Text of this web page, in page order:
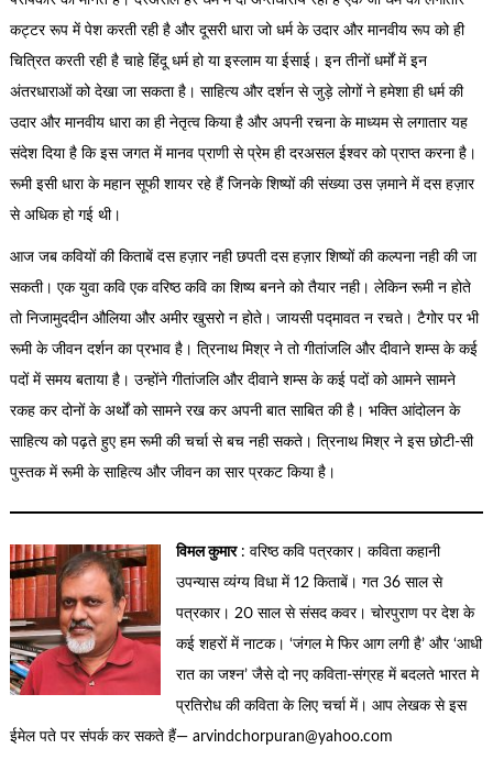
कट्टर रूप में पेश करती रही है और दूसरी धारा जो धर्म के उदार और मानवीय रूप को ही
चित्रित करती रही है चाहे हिंदू धर्म हो या इस्लाम या ईसाई। इन तीनों धर्मों में इन
अंतरधाराओं को देखा जा सकता है। साहित्य और दर्शन से जुड़े लोगों ने हमेशा ही धर्म की
उदार और मानवीय धारा का ही नेतृत्व किया है और अपनी रचना के माध्यम से लगातार यह
संदेश दिया है कि इस जगत में मानव प्राणी से प्रेम ही दरअसल ईश्वर को प्राप्त करना है।
रूमी इसी धारा के महान सूफी शायर रहे हैं जिनके शिष्यों की संख्या उस ज़माने में दस हज़ार
से अधिक हो गई थी।
आज जब कवियों की किताबें दस हज़ार नही छपती दस हज़ार शिष्यों की कल्पना नही की जा
सकती। एक युवा कवि एक वरिष्ठ कवि का शिष्य बनने को तैयार नही। लेकिन रूमी न होते
तो निजामुददीन औलिया और अमीर खुसरो न होते। जायसी पद्मावत न रचते। टैगोर पर भी
रूमी के जीवन दर्शन का प्रभाव है। त्रिनाथ मिश्र ने तो गीतांजलि और दीवाने शम्स के कई
पदों में समय बताया है। उन्होंने गीतांजलि और दीवाने शम्स के कई पदों को आमने सामने
रकह कर दोनों के अर्थों को सामने रख कर अपनी बात साबित की है। भक्ति आंदोलन के
साहित्य को पढ़ते हुए हम रूमी की चर्चा से बच नही सकते। त्रिनाथ मिश्र ने इस छोटी-सी
पुस्तक में रूमी के साहित्य और जीवन का सार प्रकट किया है।
विमल कुमार: वरिष्ठ कवि पत्रकार। कविता कहानी
उपन्यास व्यंग्य विधा में 12 किताबें। गत 36 साल से
पत्रकार। 20 साल से संसद कवर। चोरपुराण पर देश के
कई शहरों में नाटक। ‘जंगल मे फिर आग लगी है’ और ‘आधी
रात का जश्न’ जैसे दो नए कविता-संग्रह में बदलते भारत मे
प्रतिरोध की कविता के लिए चर्चा में। आप लेखक से इस
ईमेल पते पर संपर्क कर सकते हैं— arvindchorpuran@yahoo.com